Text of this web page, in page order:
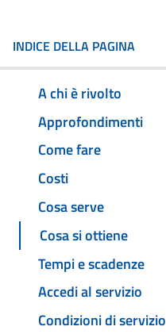
INDICE DELLA PAGINA
A chi è rivolto
Approfondimenti
Come fare
Costi
Cosa serve
Cosa si ottiene
Tempi e scadenze
Accedi al servizio
Condizioni di servizio